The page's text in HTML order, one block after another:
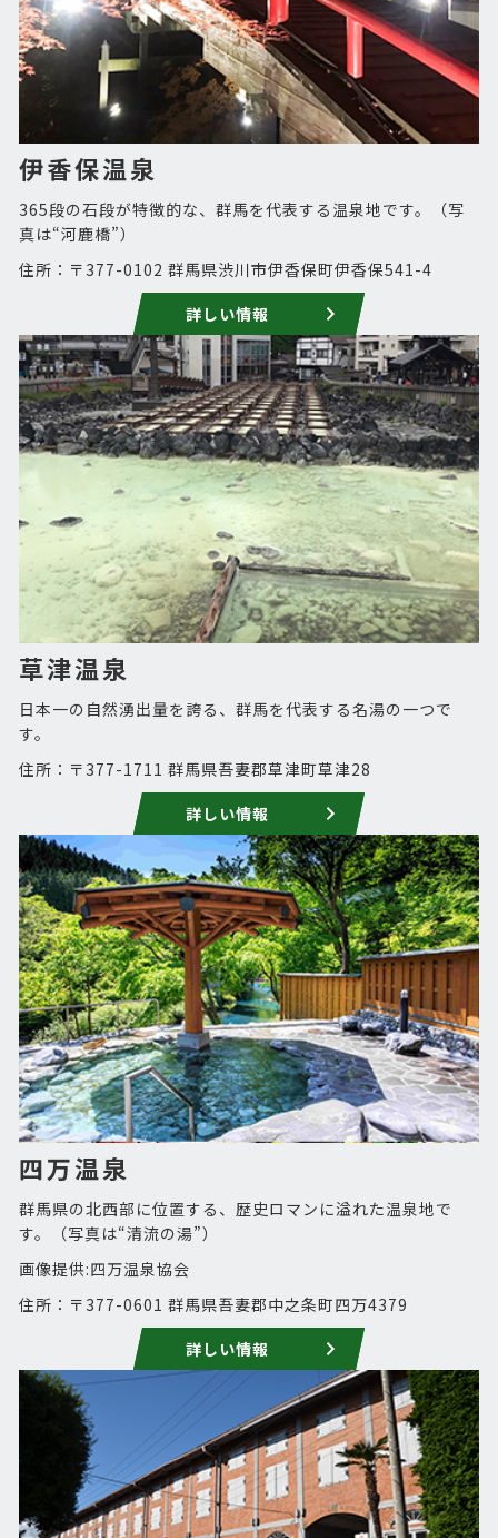
伊香保温泉
365段の石段が特徴的な、群馬を代表する温泉地です。（写
真は“河鹿橋”）
住所：〒377-0102 群馬県渋川市伊香保町伊香保541-4
詳しい情報
草津温泉
日本一の自然湧出量を誇る、群馬を代表する名湯の一つで
す。
住所：〒377-1711 群馬県吾妻郡草津町草津28
詳しい情報
四万温泉
群馬県の北西部に位置する、歴史ロマンに溢れた温泉地で
す。（写真は“清流の湯”）
画像提供:四万温泉協会
住所：〒377-0601 群馬県吾妻郡中之条町四万4379
詳しい情報